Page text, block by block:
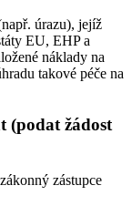
úrazu), jejíž
EU, EHP a
náklady na
takové péče na
(podat žádost
zástupce